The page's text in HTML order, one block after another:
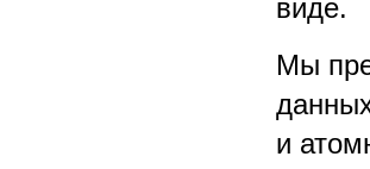
виде.
Мы
и